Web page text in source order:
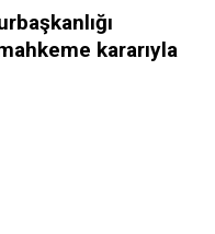
kararıyla